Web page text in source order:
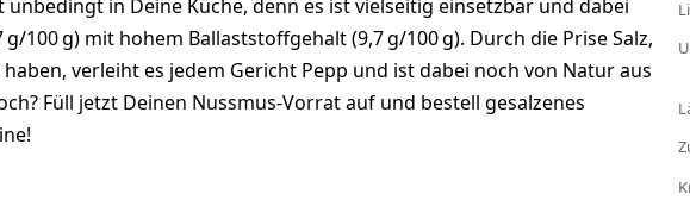
in Deine Küche, denn es ist vielseitig einsetzbar und dabei
100 g) mit hohem Ballaststoffgehalt (9,7 g/100 g). Durch die Prise Salz,
verleiht es jedem Gericht Pepp und ist dabei noch von Natur aus
Füll jetzt Deinen Nussmus-Vorrat auf und bestell gesalzenes